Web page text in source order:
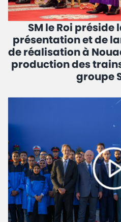
SM le Roi
présentation et de
de réalisation à
production des
groupe